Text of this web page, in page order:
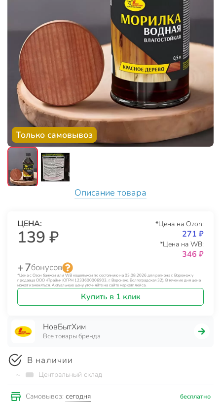
Только самовывоз
Описание товара
ЦЕНА:
139 ₽
*Цена на Ozon:
271 ₽
*Цена на WB:
346 ₽
+ 7бонусов
*Цена с Озон банком или WB кошельком по состоянию на 03.08.2026 для региона г. Воронеж у
продавца ООО «Прайм» (ОГРН 1233600006903, г. Воронеж, Волгоградская 32). В течение дня цена
может изменяться. Актуальную цену уточняйте на сайте маркетплейса.
Купить в 1 клик
НовБытХим
Все товары бренда
В наличии
~ Центральный склад
Самовывоз: сегодня бесплатно